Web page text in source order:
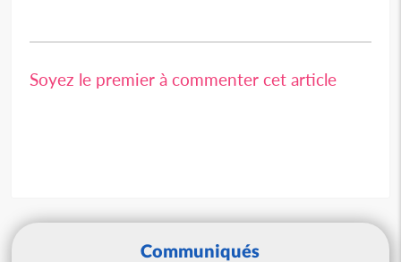
Soyez le premier à commenter cet article
Communiqués